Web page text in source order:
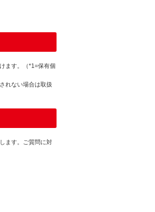
ます。（*1=保有個
れない場合は取扱
ます。ご質問に対